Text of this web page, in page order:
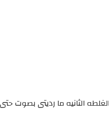
الغلطه الثانيه ما رديتى